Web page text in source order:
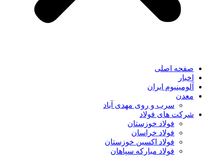
صفحه اصلی
اخبار
آلومینیوم ایران
معدن
سرب و روی مهدی آباد
شرکت های فولاد
فولاد خوزستان
فولاد خراسان
فولاد اکسین خوزستان
فولاد مبارکه سپاهان